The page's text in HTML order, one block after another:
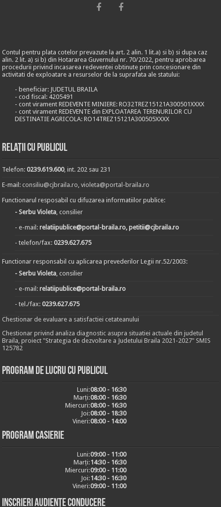
Contul pentru plata cotelor prevazute la art. 2 alin. 1 lit.a) si b) si dupa caz
alin. 2 lit. a) si b) din Hotararea Guvernului nr. 70/2022, pentru aprobarea
procedurii privind incasarea redeventei obtinute prin concesionare din
activitati de exploatare a resurselor de la suprafata ale statului:
- beneficiar: JUDETUL BRAILA
- cod fiscal: 4205491
- cont virament REDEVENTE MINIERE: RO32TREZ15121A300501XXXX
- cont virament REDEVENTE din EXPLOATAREA TERENURILOR CU
DESTINATIE AGRICOLA: RO14TREZ15121A300505XXXX
Relații cu publicul
Telefon:0239.619.600, int. 202 sau 231
E-mail:consiliu@cjbraila.ro,violeta@portal-braila.ro
Functionarul resposabil cu difuzarea informatiilor publice:
- Serbu Violeta, consilier
- e-mail:relatiipublice@portal-braila.ro, petitii@cjbraila.ro
- telefon/fax:0239.627.675
Functionar responsabil cu aplicarea prevederilor Legii nr.52/2003:
- Serbu Violeta, consilier
- e-mail:relatiipublice@portal-braila.ro
- tel./fax:0239.627.675
Chestionar de evaluare a satisfactiei cetateanului
Chestionar privind analiza diagnostic asupra situatiei actuale din judetul
Braila, proiect "Strategia de dezvoltare a Judetului Braila 2021-2027" SMIS
125782
Program de lucru cu publicul
Luni:08:00 - 16:30
Marți:08:00 - 16:30
Miercuri:08:00 - 16:30
Joi:08:00 - 18:30
Vineri:08:00 - 14:00
Program casierie
Luni:09:00 - 11:00
Marți:14:30 - 16:30
Miercuri:09:00 - 11:00
Joi:14:30 - 16:30
Vineri:09:00 - 11:00
Inscrieri audiențe conducere